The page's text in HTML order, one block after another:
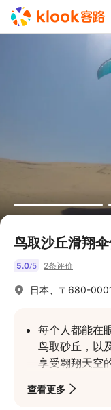
鸟取沙丘滑翔
5.0/5 2条评价
日本、〒680-
每个人都能在
鸟取砂丘，以
享受翱翔天空
滑翔伞是一项
查看更多